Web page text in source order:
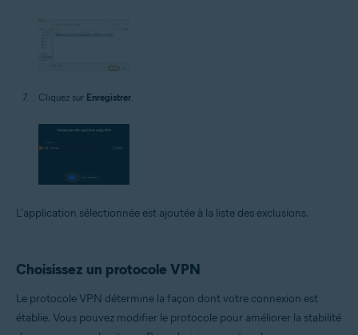
Cliquez sur Enregistrer
L'application sélectionnée est ajoutée à la liste des exclusions.
Choisissez un protocole VPN
Le protocole VPN détermine la façon dont votre connexion est
établie. Vous pouvez modifier le protocole pour améliorer la stabilité